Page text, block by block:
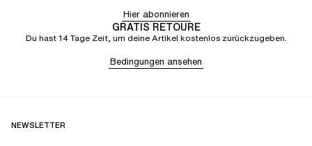
Hier abonnieren
GRATIS RETOURE
Du hast 14 Tage Zeit, um deine Artikel kostenlos zurückzugeben.
Bedingungen ansehen
NEWSLETTER